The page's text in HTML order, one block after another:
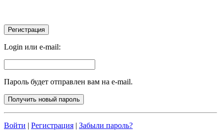
Login или e-mail:
Пароль будет отправлен вам на e-mail.
Войти | Регистрация | Забыли пароль?